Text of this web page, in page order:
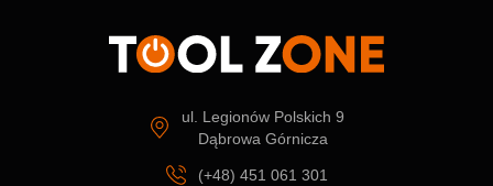
ul. Legionów Polskich 9
Dąbrowa Górnicza
(+48) 451 061 301